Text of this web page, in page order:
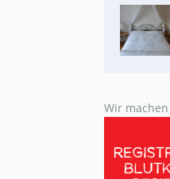
Wir machen